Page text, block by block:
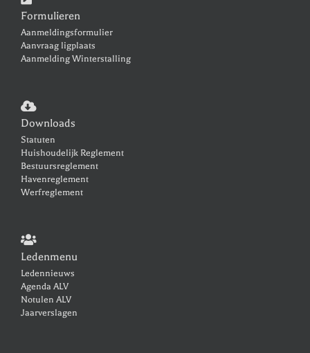
Formulieren
Aanmeldingsformulier
Aanvraag ligplaats
Aanmelding Winterstalling
Downloads
Statuten
Huishoudelijk Reglement
Bestuursreglement
Havenreglement
Werfreglement
Ledenmenu
Ledennieuws
Agenda ALV
Notulen ALV
Jaarverslagen